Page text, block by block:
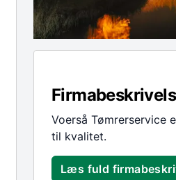
Voerså Tømrerservice
til kvalitet.
Læs fuld